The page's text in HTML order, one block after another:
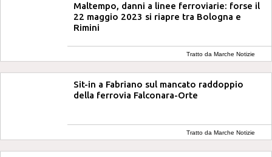
Maltempo, danni a linee ferroviarie: forse il
22 maggio 2023 si riapre tra Bologna e
Rimini
Tratto da Marche Notizie
Sit-in a Fabriano sul mancato raddoppio
della ferrovia Falconara-Orte
Tratto da Marche Notizie